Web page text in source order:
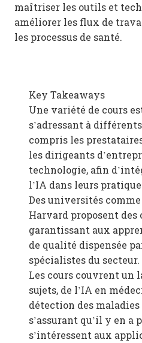
maîtriser les outils et
améliorer les flux de
les processus de santé.
Key Takeaways
Une variété de cours
s’adressant à
compris les
les dirigeants
technologie, afin
l’IA dans leurs
Des universités
Harvard proposent des
garantissant aux
de qualité dispensée
spécialistes du secteur.
Les cours couvrent un
sujets, de l’IA en
détection des maladies
s’assurant qu’il y en a
s’intéressent aux